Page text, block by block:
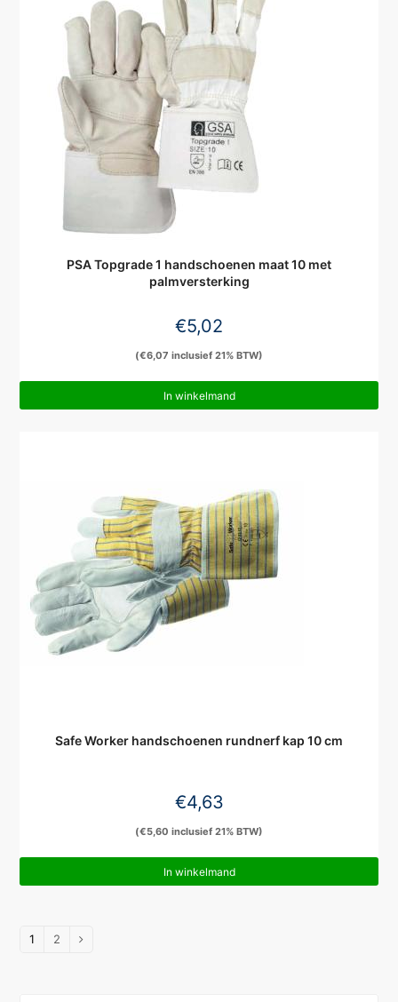
PSA Topgrade 1 handschoenen maat 10 met
palmversterking
€5,02
(€6,07 inclusief 21% BTW)
In winkelmand
Safe Worker handschoenen rundnerf kap 10 cm
€4,63
(€5,60 inclusief 21% BTW)
In winkelmand
1 2